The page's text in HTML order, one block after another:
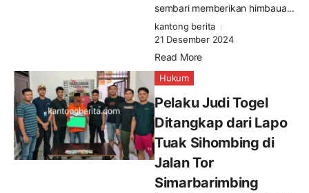
sembari memberikan himbaua...
kantong berita
21 Desember 2024
Read More
Hukum
Pelaku Judi Togel
Ditangkap dari Lapo
Tuak Sihombing di
Jalan Tor
Simarbarimbing